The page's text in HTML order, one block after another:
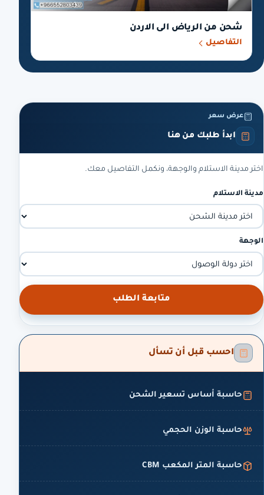
شحن من الرياض الى الاردن
التفاصيل
عرض سعر
ابدأ طلبك من هنا
اختر مدينة الاستلام والوجهة، ونكمل التفاصيل معك.
مدينة الاستلام
الوجهة
متابعة الطلب
احسب قبل أن تسأل
حاسبة أساس تسعير الشحن
حاسبة الوزن الحجمي
حاسبة المتر المكعب CBM